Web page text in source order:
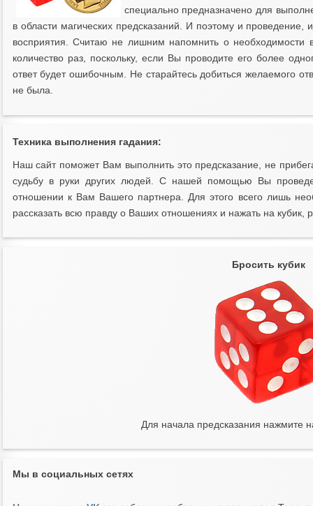
специально предназначено для
в области магических предсказаний. И поэтому и
восприятия. Считаю не лишним напомнить о необходимости
количество раз, поскольку, если Вы проводите его более
ответ будет ошибочным. Не старайтесь добиться желаемого
не была.
Техника выполнения гадания:
Наш сайт поможет Вам выполнить это предсказание, не
судьбу в руки других людей. С нашей помощью Вы
отношении к Вам Вашего партнера. Для этого всего лишь
рассказать всю правду о Ваших отношениях и нажать на кубик,
Бросить кубик
Для начала предсказания нажмите
Мы в социальных сетях